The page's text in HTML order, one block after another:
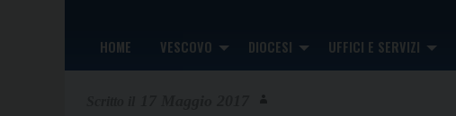
HOME VESCOVO DIOCESI UFFICI E SERVIZI